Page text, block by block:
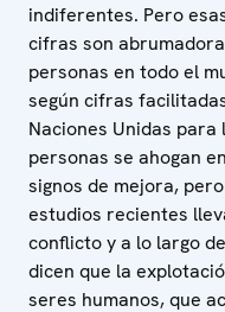
indiferentes. Pero
cifras son
personas en todo el
según cifras
Naciones Unidas
personas se ahogan
signos de mejora,
estudios recientes
conflicto y a lo largo
dicen que la
seres humanos, que